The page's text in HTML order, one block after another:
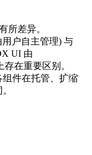
所差异。
户自主管理) 与
UI 由
在重要区别。
组件在托管、扩缩